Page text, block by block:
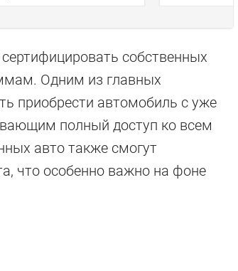
собственных
Одним из главных
приобрести автомобиль с уже
полный доступ ко всем
авто также смогут
что особенно важно на фоне